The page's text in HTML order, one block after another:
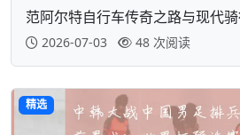
范阿尔特自行车传奇之路与现代
2026-07-03 48 次阅读
精选